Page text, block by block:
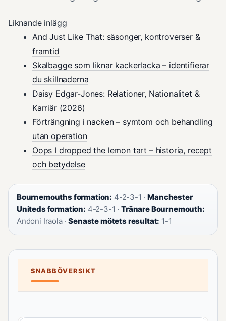
Liknande inlägg
And Just Like That: säsonger, kontroverser &
framtid
Skalbagge som liknar kackerlacka – identifierar
du skillnaderna
Daisy Edgar-Jones: Relationer, Nationalitet &
Karriär (2026)
Förträngning i nacken – symtom och behandling
utan operation
Oops I dropped the lemon tart – historia, recept
och betydelse
Bournemouths formation: 4-2-3-1 ·Manchester
Uniteds formation: 4-2-3-1 ·Tränare Bournemouth:
Andoni Iraola ·Senaste mötets resultat: 1-1
SNABBÖVERSIKT